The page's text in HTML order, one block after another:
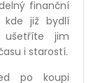
finanční
kde již bydlí
ušetříte jim
i starostí.
po koupi